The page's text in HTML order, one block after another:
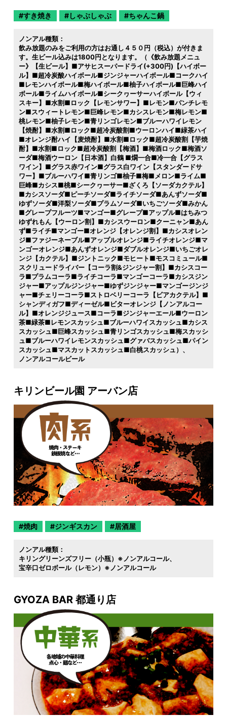
すき焼き しゃぶしゃぶ ちゃんこ鍋
ノンアル種類：
飲み放題のみをご利用の方はお通し４５０円（税込）が付きま
す。生ビール込みは1800円となります。（《飲み放題メニュ
ー》【生ビール】■アサヒスーパードライ(+300円)【ハイボー
ル】■超冷炭酸ハイボール■ジンジャーハイボール■コークハイ
■レモンハイボール■梅ハイボール■柚子ハイボール■巨峰ハイ
ボール■ライムハイボール■シークヮーサーハイボール【ウィ
スキー】■水割■ロック【レモンサワー】■レモン■パンチレモ
ン■スウィートレモン■巨峰レモン■カシスレモン■梅レモン■
桃レモン■柚子レモン■青リンゴレモン■ブルーハワイレモン
【焼酎】■水割■ロック■超冷炭酸割■ウーロンハイ■緑茶ハイ
■オレンジ酎ハイ【麦焼酎】■水割■ロック■超冷炭酸割【芋焼
酎】■水割■ロック■超冷炭酸割【梅酒】■梅酒ロック■梅酒ソ
ーダ■梅酒ウーロン【日本酒】白鶴 ■燗一合■冷一合【グラス
ワイン】■グラス赤ワイン■グラス白ワイン【スタンダードサ
ワー】■ブルーハワイ■青リンゴ■柚子■梅■メロン■ライム■
巨峰■カシス■桃■シークヮーサー■ざくろ【ソーダカクテル】
■カシスソーダ■ピーチソーダ■ライチソーダ■あんずソーダ■
ゆずソーダ■洋梨ソーダ■プラムソーダ■いちごソーダ■みかん
■グレープフルーツ■マンゴー■グレープ■アップル■はちみつ
ゆずれもん【ウーロン割】■カシスウーロン■クーニャン■あん
ず■ライチ■マンゴー■オレンジ【オレンジ割】■カシスオレン
ジ■ファジーネーブル■アップルオレンジ■ライチオレンジ■マ
ンゴーオレンジ■あんずオレンジ■ダブルオレンジ■いちごオレ
ンジ【カクテル】■ジントニック■モヒート■モスコミュール■
スクリュードライバー【コーラ割&ジンジャー割】■カシスコー
ラ■プラムコーラ■ライチコーラ■マンゴーコーラ■カシスジン
ジャー■アップルジンジャー■ゆずジンジャー■マンゴージンジ
ャー■チェリーコーラ■ストロベリーコーラ【ビアカクテル】■
シャンディガフ■ディーゼル■ビターオレンジ【ノンアルコー
ル】■オレンジジュース■コーラ■ジンジャーエール■ウーロン
茶■緑茶■レモンスカッシュ■ブルーハワイスカッシュ■カシス
スカッシュ■巨峰スカッシュ■青リンゴスカッシュ■梅スカッシ
ュ■ブルーハワイレモンスカッシュ■グァバスカッシュ■パイン
スカッシュ■マスカットスカッシュ■白桃スカッシュ）
ノンアルコールビール
キリンビール園 アーバン店
焼肉 ジンギスカン 居酒屋
ノンアル種類：
キリングリーンズフリー（小瓶）※ノンアルコール
宝辛口ゼロボール（レモン）※ノンアルコール
GYOZA BAR 都通り店